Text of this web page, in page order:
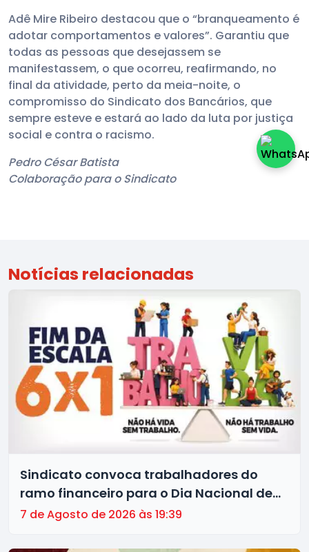
Adê Mire Ribeiro destacou que o “branqueamento é
adotar comportamentos e valores”. Garantiu que
todas as pessoas que desejassem se
manifestassem, o que ocorreu, reafirmando, no
final da atividade, perto da meia-noite, o
compromisso do Sindicato dos Bancários, que
sempre esteve e estará ao lado da luta por justiça
social e contra o racismo.
Pedro César Batista
Colaboração para o Sindicato
Notícias relacionadas
Sindicato convoca trabalhadores do
ramo financeiro para o Dia Nacional de
Luta pelo Fim da Escala 6x1 nesta
7 de Agosto de 2026 às 19:39